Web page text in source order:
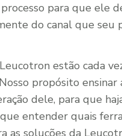
para que ele
do canal que seu
estão cada
propósito ensinar
dele, para que
entender quais
as soluções da